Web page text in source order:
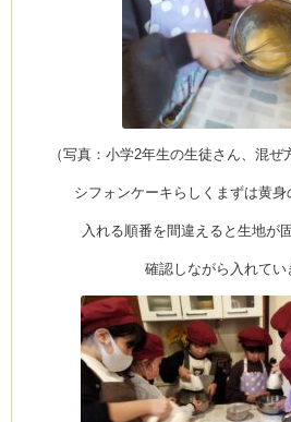
（写真：小学2年生の生徒さん、混ぜ
シフォンケーキらしくまずは黄
入れる順番を間違えると生地が
確認しながら入れてい